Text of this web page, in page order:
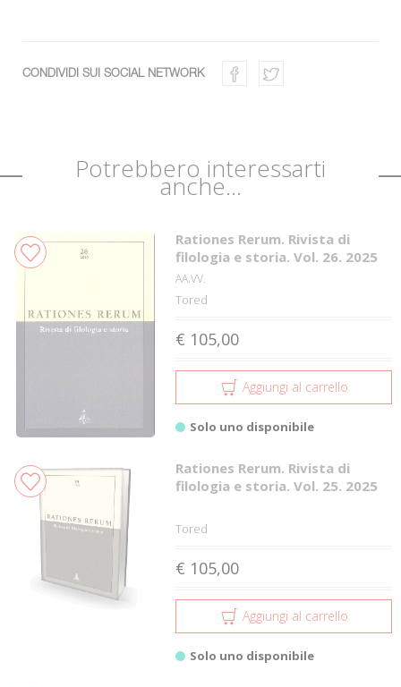
CONDIVIDI SUI SOCIAL NETWORK
Potrebbero interessarti
anche...
Rationes Rerum. Rivista di
filologia e storia. Vol. 26. 2025
AA.VV.
Tored
€ 105,00
Aggiungi al carrello
Solo uno disponibile
Rationes Rerum. Rivista di
filologia e storia. Vol. 25. 2025
Tored
€ 105,00
Aggiungi al carrello
Solo uno disponibile